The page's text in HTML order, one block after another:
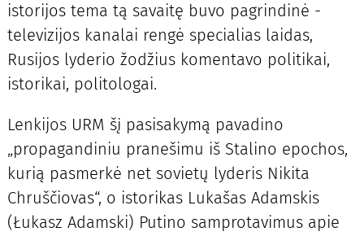
istorijos tema tą savaitę buvo pagrindinė -
televizijos kanalai rengė specialias laidas,
Rusijos lyderio žodžius komentavo politikai,
istorikai, politologai.
Lenkijos URM šį pasisakymą pavadino
„propagandiniu pranešimu iš Stalino epochos,
kurią pasmerkė net sovietų lyderis Nikita
Chruščiovas“, o istorikas Lukašas Adamskis
(Łukasz Adamski) Putino samprotavimus apie